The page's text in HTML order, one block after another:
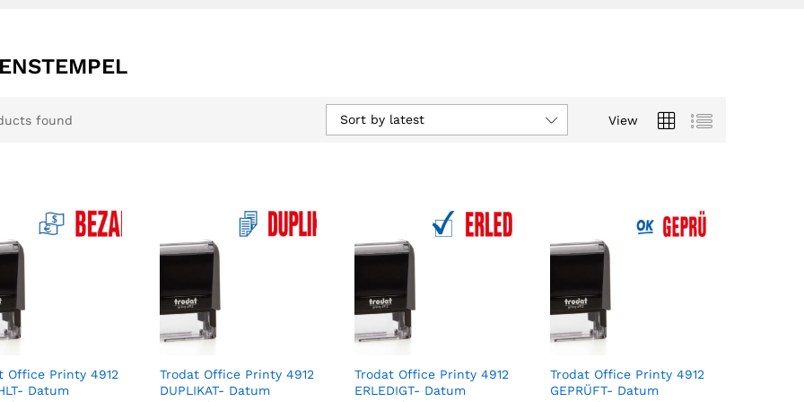
found View
Sort by latest
Office Printy 4912
Datum
Trodat Office Printy 4912
DUPLIKAT- Datum
Trodat Office Printy 4912
ERLEDIGT- Datum
Trodat Office Printy 4912
GEPRÜFT- Datum